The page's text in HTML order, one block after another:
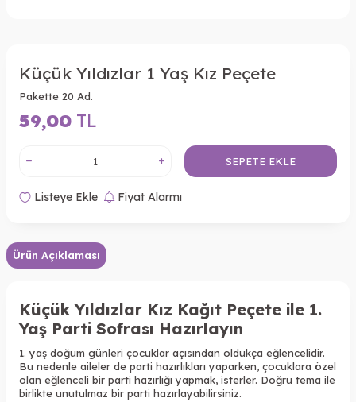
Küçük Yıldızlar 1 Yaş Kız Peçete
Pakette 20 Ad.
59,00 TL
SEPETE EKLE
Listeye Ekle Fiyat Alarmı
Ürün Açıklaması
Küçük Yıldızlar Kız Kağıt Peçete ile 1.
Yaş Parti Sofrası Hazırlayın
1. yaş doğum günleri çocuklar açısından oldukça eğlencelidir.
Bu nedenle aileler de parti hazırlıkları yaparken, çocuklara özel
olan eğlenceli bir parti hazırlığı yapmak, isterler. Doğru tema ile
birlikte unutulmaz bir parti hazırlayabilirsiniz.